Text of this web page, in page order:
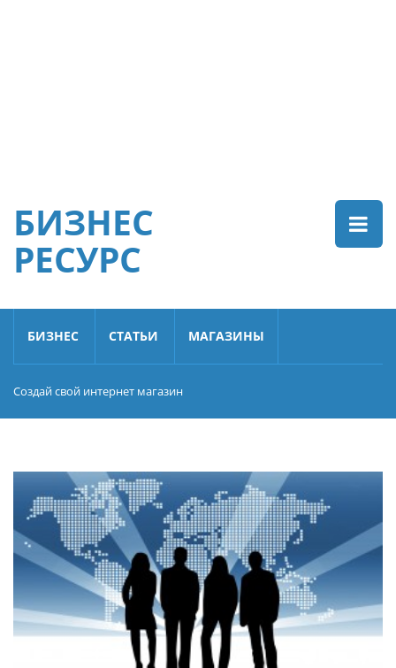
БИЗНЕС
РЕСУРС
БИЗНЕС СТАТЬИ МАГАЗИНЫ
Создай свой интернет магазин